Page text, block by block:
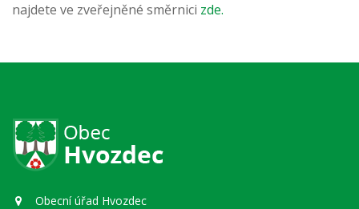
najdete ve zveřejněné směrnici zde.
Obecní úřad Hvozdec